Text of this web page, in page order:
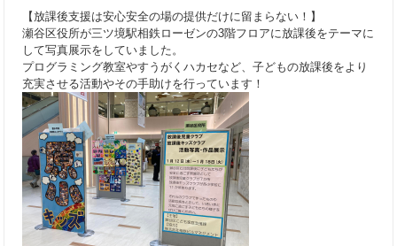
【放課後支援は安心安全の場の提供だけに留まらない！】
瀬谷区役所が三ツ境駅相鉄ローゼンの3階フロアに放課後をテーマに
して写真展示をしていました。
プログラミング教室やすうがくハカセなど、子どもの放課後をより
充実させる活動やその手助けを行っています！